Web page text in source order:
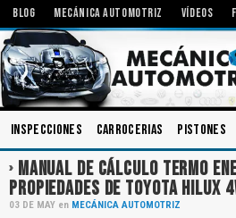
BLOG MECÁNICA AUTOMOTRIZ VÍDEOS
Inspecciones Carrocerias Pistones
MANUAL DE CÁLCULO TERMO
PROPIEDADES DE TOYOTA HILUX
03 DE MAY en MECÁNICA AUTOMOTRIZ